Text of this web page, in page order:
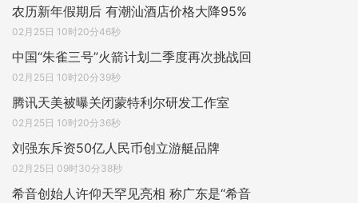
农历新年假期后 有潮汕酒店价格大降95%
02月25日 10时20分46秒
中国“朱雀三号”火箭计划二季度再次挑战回
02月25日 10时20分39秒
腾讯天美被曝关闭蒙特利尔研发工作室
02月25日 10时20分36秒
刘强东斥资50亿人民币创立游艇品牌
02月25日 09时30分38秒
希音创始人许仰天罕见亮相 称广东是“希音